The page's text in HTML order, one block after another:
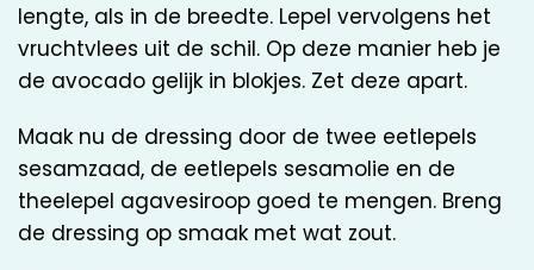
lengte, als in de breedte. Lepel vervolgens het
vruchtvlees uit de schil. Op deze manier heb je
de avocado gelijk in blokjes. Zet deze apart.
Maak nu de dressing door de twee eetlepels
sesamzaad, de eetlepels sesamolie en de
theelepel agavesiroop goed te mengen. Breng
de dressing op smaak met wat zout.